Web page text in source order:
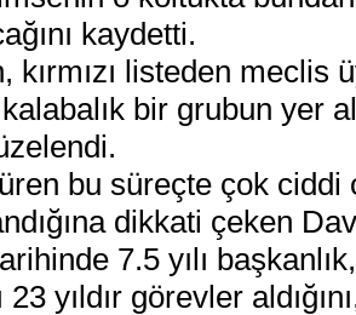
kaydetti.
kırmızı listeden meclis
bir grubun yer
bu süreçte çok ciddi
dikkati çeken
7.5 yılı
23 yıldır görevler